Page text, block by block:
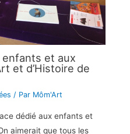
enfants et aux
et d’Histoire de
/ Par Môm'Art
dédié aux enfants et
aimerait que tous les